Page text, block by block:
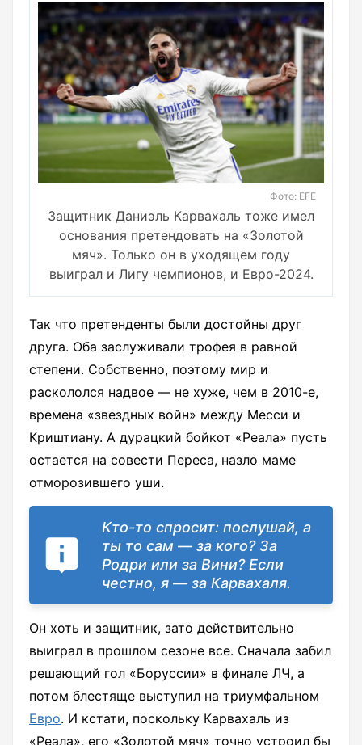
Фото: EFE
Защитник Даниэль Карвахаль тоже имел
основания претендовать на «Золотой
мяч». Только он в уходящем году
выиграл и Лигу чемпионов, и Евро-2024.
Так что претенденты были достойны друг
друга. Оба заслуживали трофея в равной
степени. Собственно, поэтому мир и
раскололся надвое — не хуже, чем в 2010-е,
времена «звездных войн» между Месси и
Криштиану. А дурацкий бойкот «Реала» пусть
остается на совести Переса, назло маме
отморозившего уши.
Кто-то спросит: послушай, а
ты то сам — за кого? За
Родри или за Вини? Если
честно, я — за Карвахаля.
Он хоть и защитник, зато действительно
выиграл в прошлом сезоне все. Сначала забил
решающий гол «Боруссии» в финале ЛЧ, а
потом блестяще выступил на триумфальном
Евро. И кстати, поскольку Карвахаль из
«Реала», его «Золотой мяч» точно устроил бы